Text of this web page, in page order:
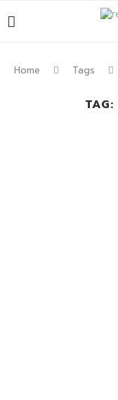
Home Tags
TAG: